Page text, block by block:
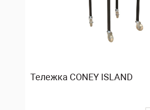
Тележка CONEY ISLAND